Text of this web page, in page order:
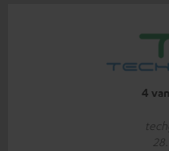
4